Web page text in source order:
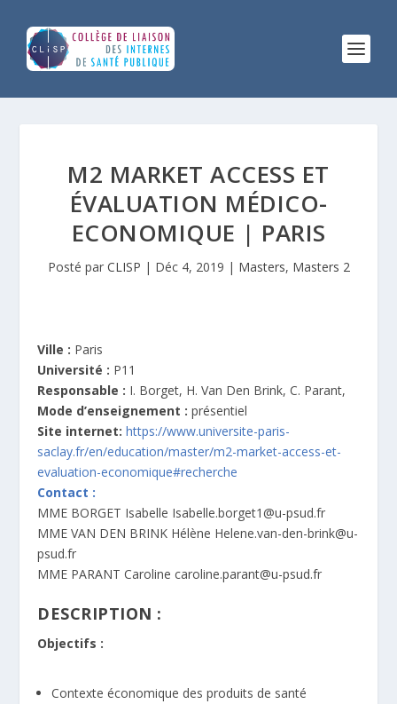
M2 MARKET ACCESS ET
ÉVALUATION MÉDICO-
ECONOMIQUE | PARIS
Posté par CLISP | Déc 4, 2019 | Masters, Masters 2
Ville : Paris
Université : P11
Responsable : I. Borget, H. Van Den Brink, C. Parant,
Mode d’enseignement : présentiel
Site internet: https://www.universite-paris-
saclay.fr/en/education/master/m2-market-access-et-
evaluation-economique#recherche
Contact :
MME BORGET Isabelle Isabelle.borget1@u-psud.fr
MME VAN DEN BRINK Hélène Helene.van-den-brink@u-
psud.fr
MME PARANT Caroline caroline.parant@u-psud.fr
DESCRIPTION :
Objectifs :
Contexte économique des produits de santé